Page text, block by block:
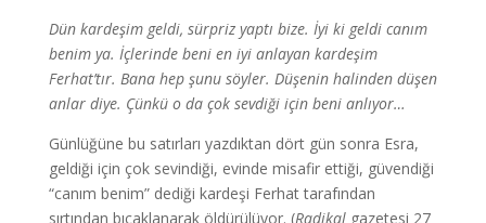
Dün kardeşim geldi, sürpriz yaptı bize. İyi ki geldi canım
benim ya. İçlerinde beni en iyi anlayan kardeşim
Ferhat’tır. Bana hep şunu söyler. Düşenin halinden düşen
anlar diye. Çünkü o da çok sevdiği için beni anlıyor…
Günlüğüne bu satırları yazdıktan dört gün sonra Esra,
geldiği için çok sevindiği, evinde misafir ettiği, güvendiği
“canım benim” dediği kardeşi Ferhat tarafından
sırtından bıçaklanarak öldürülüyor. (Radikalgazetesi 27